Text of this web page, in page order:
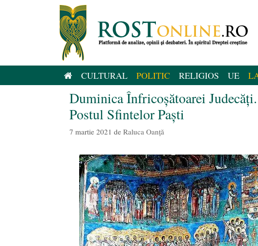
CULTURAL POLITIC RELIGIOS UE
Duminica Înfricoșătoarei
Postul Sfintelor Paști
7 martie 2021 de Raluca Oanță